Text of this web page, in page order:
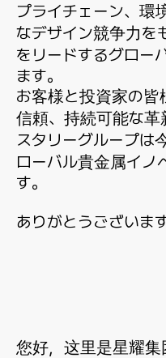
プライチェーン、環
なデザイン競争力を
をリードするグロー
ます。
お客様と投資家の
信頼、持続可能な革
スタリーグループは
ローバル貴金属イノ
す。
ありがとうございます
您好，这里是星耀集